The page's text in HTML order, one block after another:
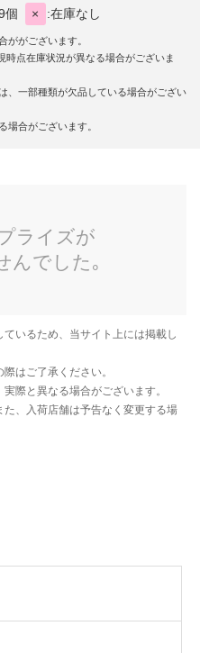
個 × 在庫なし
ががございます。
点在庫状況が異なる場合がございま
、一部種類が欠品している場合がござい
合がございます。